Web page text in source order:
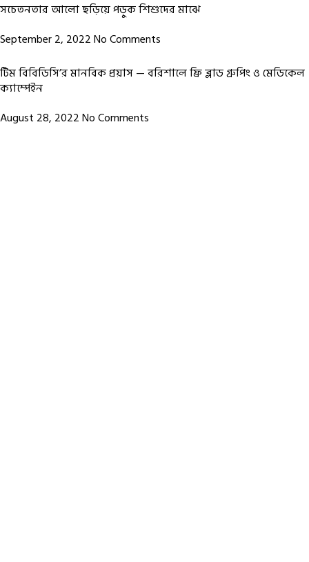
সচেতনতার আলো ছড়িয়ে পড়ুক শিশুদের মাঝে
September 2, 2022No Comments
টিম বিবিডিসি’র মানবিক প্রয়াস — বরিশালে ফ্রি ব্লাড গ্রুপিং ও মেডিকেল
ক্যাম্পেইন
August 28, 2022No Comments